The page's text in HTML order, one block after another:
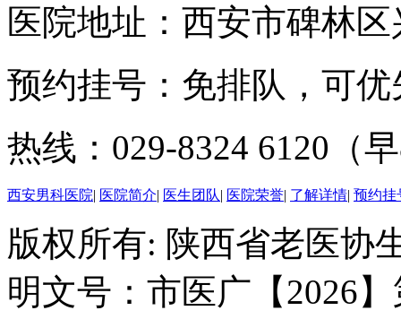
医院地址：西安市碑林
预约挂号：免排队，可优
热线：029-8324 6120（
西安男科医院| 医院简介| 医生团队| 医院荣誉| 了解详情| 预约挂
版权所有: 陕西省老医协
明文号：市医广【2026